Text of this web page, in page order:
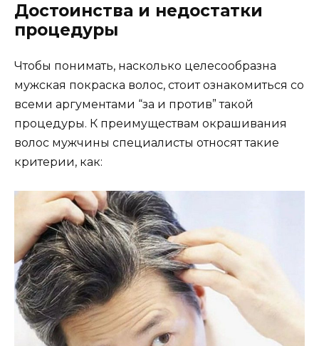
Достоинства и недостатки
процедуры
Чтобы понимать, насколько целесообразна
мужская покраска волос, стоит ознакомиться со
всеми аргументами “за и против” такой
процедуры. К преимуществам окрашивания
волос мужчины специалисты относят такие
критерии, как: